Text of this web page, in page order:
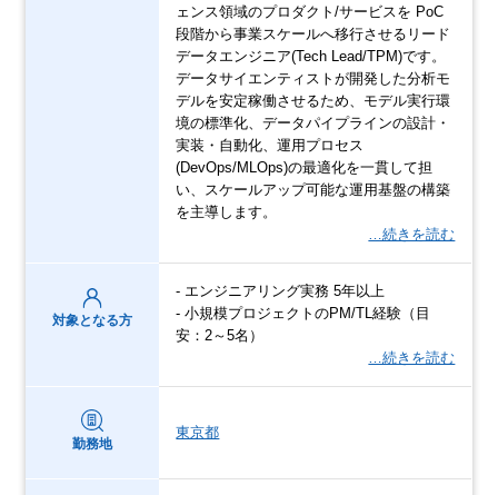
ェンス領域のプロダクト/サービスを PoC
段階から事業スケールへ移行させるリード
データエンジニア(Tech Lead/TPM)です。
データサイエンティストが開発した分析モ
デルを安定稼働させるため、モデル実行環
境の標準化、データパイプラインの設計・
実装・自動化、運用プロセス
(DevOps/MLOps)の最適化を一貫して担
い、スケールアップ可能な運用基盤の構築
を主導します。
…続きを読む
対象となる方
- エンジニアリング実務 5年以上
- 小規模プロジェクトのPM/TL経験（目
安：2～5名）
…続きを読む
勤務地
東京都